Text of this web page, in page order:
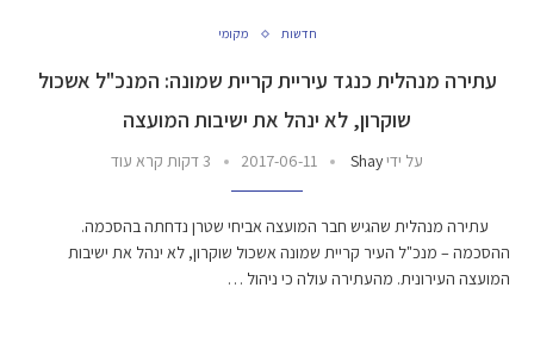
חדשות מקומי
עתירה מנהלית כנגד עיריית קריית שמונה: המנכ"ל אשכול
שוקרון, לא ינהל את ישיבות המועצה
על ידיShay
2017-06-11 3 דקות קרא עוד
עתירה מנהלית שהגיש חבר המועצה אביחי שטרן נדחתה בהסכמה.
ההסכמה – מנכ"ל העיר קריית שמונה אשכול שוקרון, לא ינהל את ישיבות
המועצה העירונית. מהעתירה עולה כי ניהול …